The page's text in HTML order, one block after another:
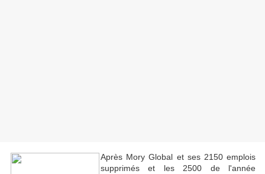
Après Mory Global et ses 2150 emplois
supprimés et les 2500 de l'année